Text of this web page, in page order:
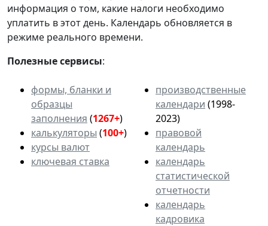
информация о том, какие налоги необходимо
уплатить в этот день. Календарь обновляется в
режиме реального времени.
Полезные сервисы:
формы, бланки и
образцы
заполнения (1267+)
калькуляторы (100+)
курсы валют
ключевая ставка
производственные
календари (1998-
2023)
правовой
календарь
календарь
статистической
отчетности
календарь
кадровика